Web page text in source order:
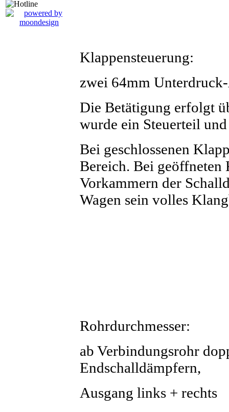
Klappensteuerung:
zwei 64mm
Die Betätigung erfolgt
wurde ein Steuerteil
Bei geschlossenen
Bereich. Bei geöffneten
Vorkammern der
Wagen sein volles
Rohrdurchmesser:
ab Verbindungsrohr
Endschalldämpfern,
Ausgang links + rechts